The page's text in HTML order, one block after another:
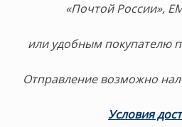
«Почтой России»,
или удобным покупателю
Отправление возможно
Условия